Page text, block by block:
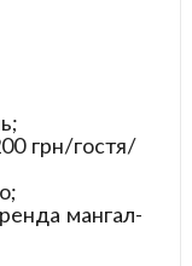
грн/гостя/
мангал-